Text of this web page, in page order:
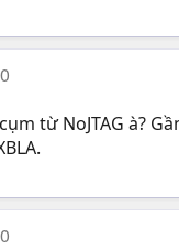
từ NoJTAG à?